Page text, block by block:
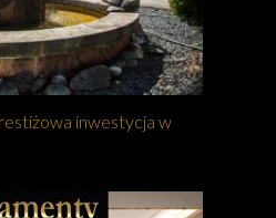
inwestycja w